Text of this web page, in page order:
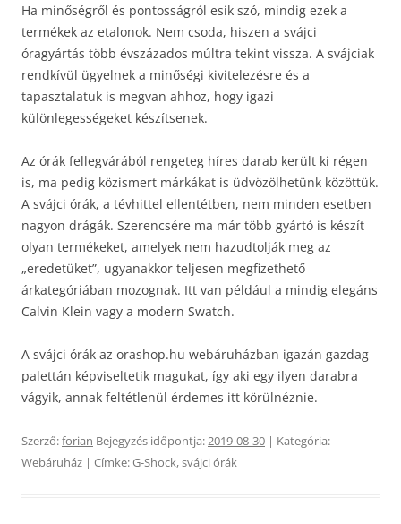
Ha minőségről és pontosságról esik szó, mindig ezek a
termékek az etalonok. Nem csoda, hiszen a svájci
óragyártás több évszázados múltra tekint vissza. A svájciak
rendkívül ügyelnek a minőségi kivitelezésre és a
tapasztalatuk is megvan ahhoz, hogy igazi
különlegességeket készítsenek.
Az órák fellegvárából rengeteg híres darab került ki régen
is, ma pedig közismert márkákat is üdvözölhetünk közöttük.
A svájci órák, a tévhittel ellentétben, nem minden esetben
nagyon drágák. Szerencsére ma már több gyártó is készít
olyan termékeket, amelyek nem hazudtolják meg az
„eredetüket”, ugyanakkor teljesen megfizethető
árkategóriában mozognak. Itt van például a mindig elegáns
Calvin Klein vagy a modern Swatch.
A svájci órák az orashop.hu webáruházban igazán gazdag
palettán képviseltetik magukat, így aki egy ilyen darabra
vágyik, annak feltétlenül érdemes itt körülnéznie.
Szerző:forian Bejegyzés időpontja:2019-08-30 | Kategória:
Webáruház | Címke:G-Shock,svájci órák